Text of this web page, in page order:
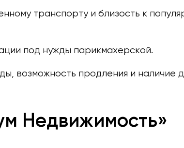
транспорту и близость к
под нужды парикмахерской.
возможность продления и наличие
Недвижимость»